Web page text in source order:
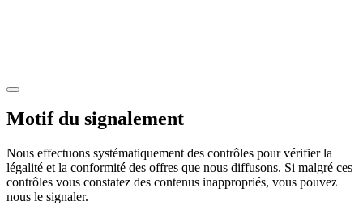
Motif du signalement
Nous effectuons systématiquement des contrôles pour vérifier la
légalité et la conformité des offres que nous diffusons. Si malgré ces
contrôles vous constatez des contenus inappropriés, vous pouvez
nous le signaler.